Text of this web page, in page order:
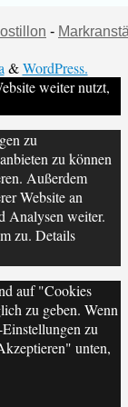
-
&WordPress.
weiter nutzt,
zu
zu können
Außerdem
Website an
Analysen weiter.
zu. Details
auf "Cookies
zu geben. Wenn
zu
unten,